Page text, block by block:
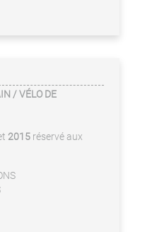
/ VÉLO DE
2015 réservé aux